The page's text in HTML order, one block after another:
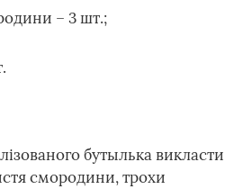
– 3 шт.;
бутылька викласти
смородини, трохи